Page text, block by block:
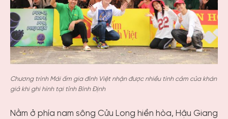
Chương trình Mái ấm gia đình Việt nhận được nhiều tình cảm của khán
giả khi ghi hình tại tỉnh Bình Định
Nằm ở phía nam sông Cửu Long hiền hòa, Hậu Giang